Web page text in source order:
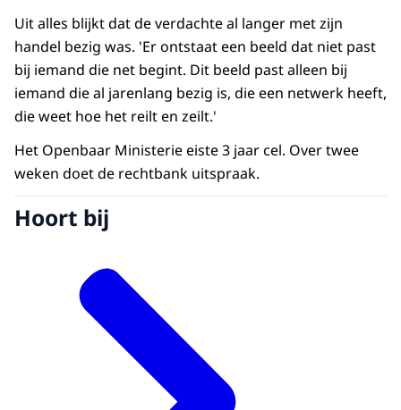
Uit alles blijkt dat de verdachte al langer met zijn
handel bezig was. 'Er ontstaat een beeld dat niet past
bij iemand die net begint. Dit beeld past alleen bij
iemand die al jarenlang bezig is, die een netwerk heeft,
die weet hoe het reilt en zeilt.'
Het Openbaar Ministerie eiste 3 jaar cel. Over twee
weken doet de rechtbank uitspraak.
Hoort bij